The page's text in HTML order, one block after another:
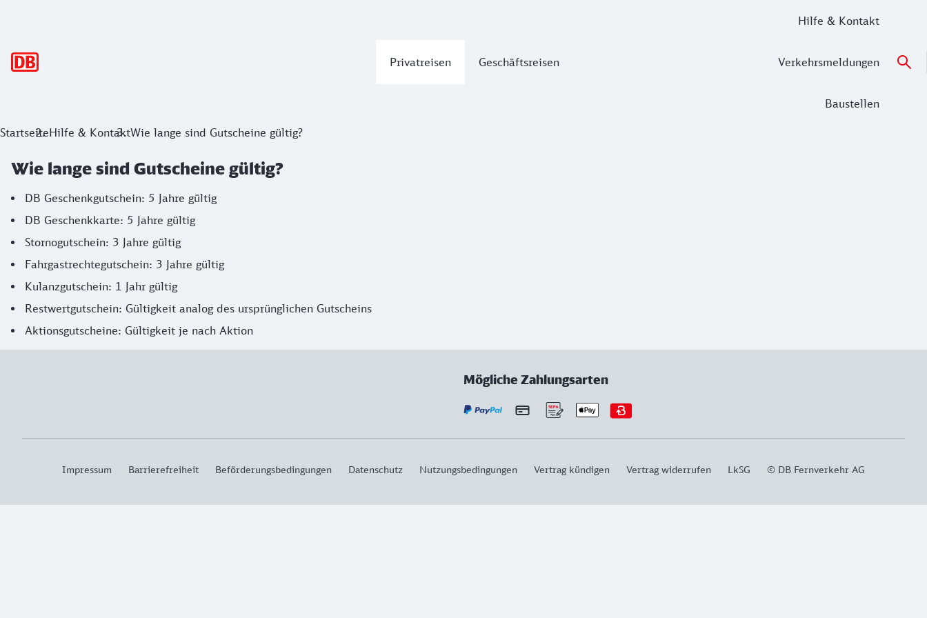
Privatreisen Geschäftsreisen
Hilfe & Kontakt
Verkehrsmeldungen
Baustellen
StartseiteHilfe & KontaktWie lange sind Gutscheine gültig?
Wie lange sind Gutscheine gültig?
DB Geschenkgutschein: 5 Jahre gültig
DB Geschenkkarte: 5 Jahre gültig
Stornogutschein: 3 Jahre gültig
Fahrgastrechtegutschein: 3 Jahre gültig
Kulanzgutschein: 1 Jahr gültig
Restwertgutschein: Gültigkeit analog des ursprünglichen Gutscheins
Aktionsgutscheine: Gültigkeit je nach Aktion
Mögliche Zahlungsarten
Impressum Barrierefreiheit Beförderungsbedingungen Datenschutz Nutzungsbedingungen Vertrag kündigen Vertrag widerrufen LkSG © DB Fernverkehr AG